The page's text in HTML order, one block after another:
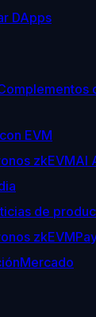
DApps
EVM
zkEVMAI
de
zkEVM
Mercado